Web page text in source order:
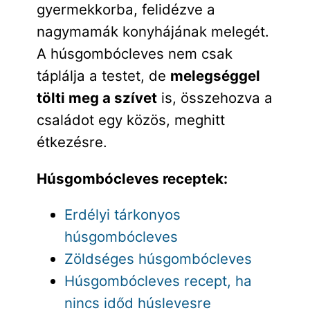
gyermekkorba, felidézve a
nagymamák konyhájának melegét.
A húsgombócleves nem csak
táplálja a testet, de melegséggel
tölti meg a szívetis, összehozva a
családot egy közös, meghitt
étkezésre.
Húsgombócleves receptek:
Erdélyi tárkonyos
húsgombócleves
Zöldséges húsgombócleves
Húsgombócleves recept, ha
nincs időd húslevesre